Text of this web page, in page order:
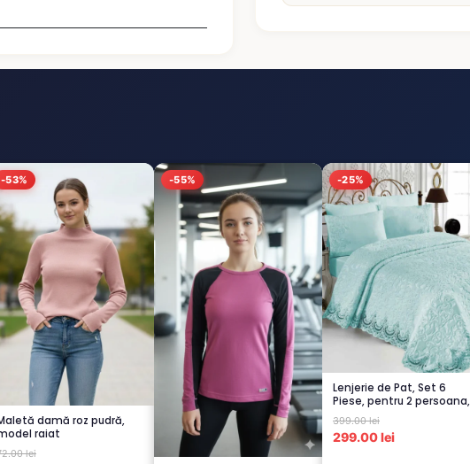
-53%
damă roz pudră,
raiat
lei
-55% -25%
Lenjerie de Pat, Set 6
Piese, pentru 2 persoana,
TURCOA...
399.00 lei
299.00 lei